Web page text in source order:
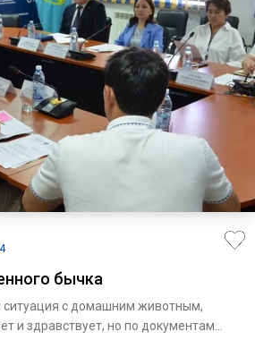
бычка
ситуация с домашним животным,
и здравствует, но по документам